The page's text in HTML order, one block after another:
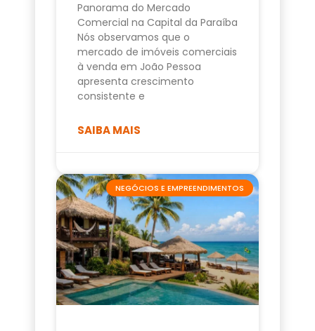
Panorama do Mercado
Comercial na Capital da Paraíba
Nós observamos que o
mercado de imóveis comerciais
à venda em João Pessoa
apresenta crescimento
consistente e
SAIBA MAIS
NEGÓCIOS E EMPREENDIMENTOS